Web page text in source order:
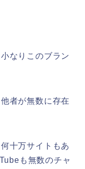
なりこのブラン
者が無数に存在
十万サイトもあ
も無数のチャ